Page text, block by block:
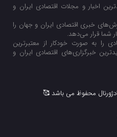
اخبار و مجلات اقتصادی ایران و
خبری اقتصادی ایران و جهان را
شما قرار می‌‌دهد.
را به صورت خودکار از معتبرترین
خبرگزاری‌های اقتصادی ایران و
محفوظ می باشد 🥰